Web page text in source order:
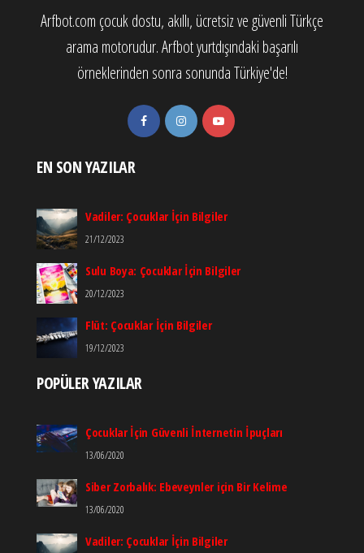
Arfbot.com çocuk dostu, akıllı, ücretsiz ve güvenli Türkçe
arama motorudur. Arfbot yurtdışındaki başarılı
örneklerinden sonra sonunda Türkiye'de!
EN SON YAZILAR
Vadiler: Çocuklar İçin Bilgiler
21/12/2023
Sulu Boya: Çocuklar İçin Bilgiler
20/12/2023
Flüt: Çocuklar İçin Bilgiler
19/12/2023
POPÜLER YAZILAR
Çocuklar İçin Güvenli İnternetin İpuçları
13/06/2020
Siber Zorbalık: Ebeveynler için Bir Kelime
13/06/2020
Vadiler: Çocuklar İçin Bilgiler